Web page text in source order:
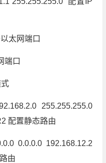
太网端口
端口
255.255.255.0
配置静态路由
0.0.0.0 192.168.12.2
由